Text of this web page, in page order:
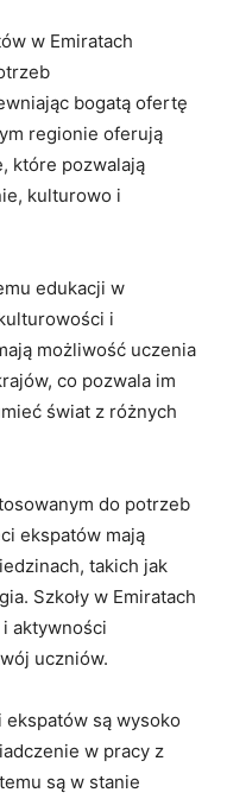
w⁣ Emiratach
bogatą ofertę
regionie ⁢oferują⁢
które pozwalają
kulturowo i
edukacji w
i
‌możliwość uczenia
co pozwala im
świat z różnych
do potrzeb
ekspatów⁤ mają
takich jak
Szkoły w Emiratach‌
aktywności
uczniów.
ekspatów są wysoko
w pracy z
są w stanie